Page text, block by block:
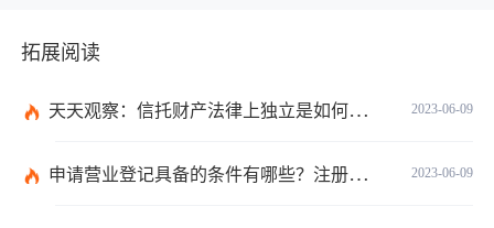
拓展阅读
2023-06-09
天天观察：信托财产法律上独立是如何理解的？财产权信托的优点有什么？
2023-06-09
申请营业登记具备的条件有哪些？注册公司需要准备哪些材料？